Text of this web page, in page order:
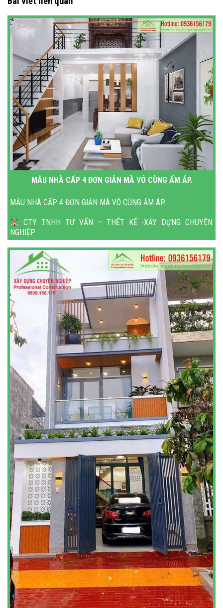
MẪU NHÀ CẤP 4 ĐƠN GIẢN MÀ VÔ CÙNG ẤM ÁP.
MẪU NHÀ CẤP 4 ĐƠN GIẢN MÀ VÔ CÙNG ẤM ÁP.
CTY TNHH TƯ VẤN – THẾT KẾ -XÂY DỰNG CHUYÊN
NGHIỆP
Địa chỉ: 166 Phạm Văn Bạch, Phường 15, Tân Bình, HCM.
Hotline: 0936.156.179 ( KTS. Tuấn )